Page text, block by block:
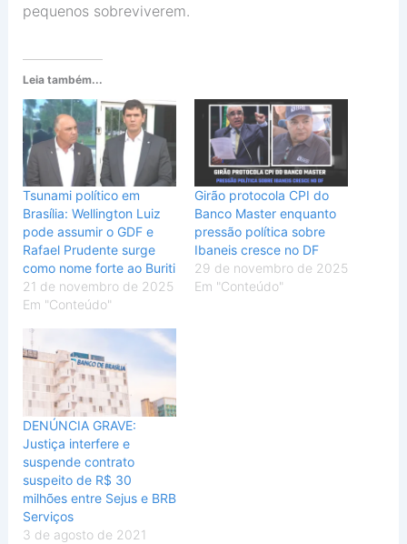
pequenos sobreviverem.
Leia também...
Tsunami político em
Brasília: Wellington Luiz
pode assumir o GDF e
Rafael Prudente surge
como nome forte ao Buriti
21 de novembro de 2025
Em "Conteúdo"
Girão protocola CPI do
Banco Master enquanto
pressão política sobre
Ibaneis cresce no DF
29 de novembro de 2025
Em "Conteúdo"
DENÚNCIA GRAVE:
Justiça interfere e
suspende contrato
suspeito de R$ 30
milhões entre Sejus e BRB
Serviços
3 de agosto de 2021